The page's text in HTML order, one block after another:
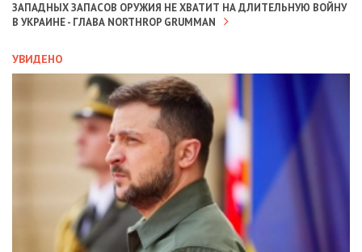
ЗАПАДНЫХ ЗАПАСОВ ОРУЖИЯ НЕ ХВАТИТ НА ДЛИТЕЛЬНУЮ ВОЙНУ
В УКРАИНЕ - ГЛАВА NORTHROP GRUMMAN
УВИДЕНО